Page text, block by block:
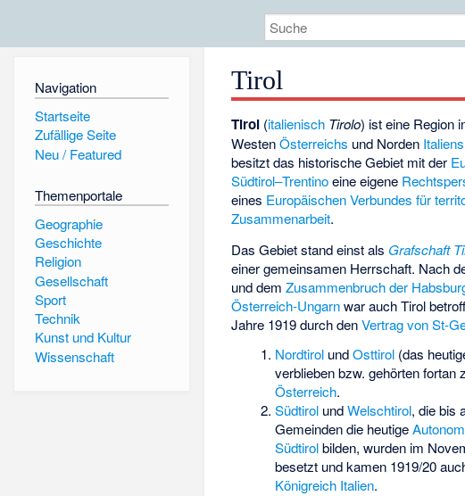
Navigation
Startseite
Zufällige Seite
Neu / Featured
Themenportale
Geographie
Geschichte
Religion
Gesellschaft
Sport
Technik
Kunst und Kultur
Wissenschaft
Tirol
Tirol (italienisch Tirolo) ist eine Region
WestenÖsterreichs und Norden Italiens
besitzt das historische Gebiet mit der
Südtirol–Trentinoeine eigene
eines Europäischen Verbundes für
Zusammenarbeit.
Das Gebiet stand einst als Grafschaft
einer gemeinsamen Herrschaft. Nach
und demZusammenbruch der
Österreich-Ungarnwar auch Tirol
Jahre 1919 durch denVertrag von St-
Nordtirol undOsttirol (das
verblieben bzw. gehörten fortan
Österreich.
Südtirol undWelschtirol, die bis
Gemeinden die heutige
Südtirolbilden, wurden im
besetzt und kamen 1919/20
Königreich Italien.